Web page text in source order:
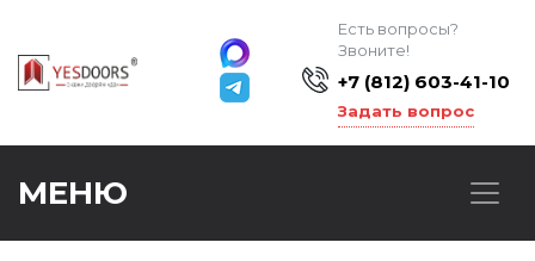
Есть вопросы?
Звоните!
+7 (812) 603-41-10
Задать вопрос
МЕНЮ